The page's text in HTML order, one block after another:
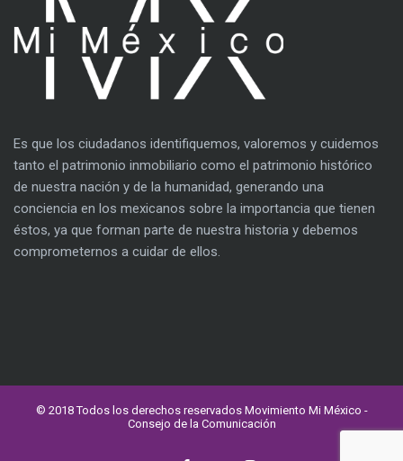
Es que los ciudadanos identifiquemos, valoremos y cuidemos
tanto el patrimonio inmobiliario como el patrimonio histórico
de nuestra nación y de la humanidad, generando una
conciencia en los mexicanos sobre la importancia que tienen
éstos, ya que forman parte de nuestra historia y debemos
comprometernos a cuidar de ellos.
© 2018 Todos los derechos reservados Movimiento Mi México -
Consejo de la Comunicación